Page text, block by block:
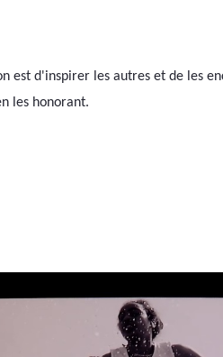
est d'inspirer les autres et de les
les honorant.